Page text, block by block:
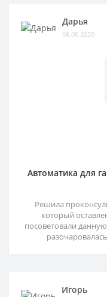
Дарья
08.05.2020
Автоматика для
Решила
который
посоветовали
Игорь